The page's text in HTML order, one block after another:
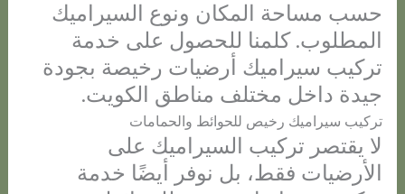
حسب مساحة المكان ونوع السيراميك
المطلوب. كلمنا للحصول على خدمة
تركيب سيراميك أرضيات رخيصة بجودة
جيدة داخل مختلف مناطق الكويت.
تركيب سيراميك رخيص للحوائط والحمامات
لا يقتصر تركيب السيراميك على
الأرضيات فقط، بل نوفر أيضًا خدمة